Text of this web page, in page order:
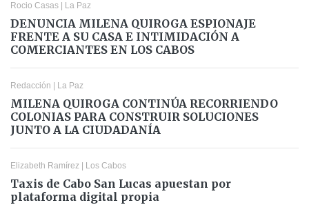
Rocio Casas La Paz
DENUNCIA MILENA QUIROGA ESPIONAJE
FRENTE A SU CASA E INTIMIDACIÓN A
COMERCIANTES EN LOS CABOS
Redacción La Paz
MILENA QUIROGA CONTINÚA RECORRIENDO
COLONIAS PARA CONSTRUIR SOLUCIONES
JUNTO A LA CIUDADANÍA
Elizabeth Ramírez Los Cabos
Taxis de Cabo San Lucas apuestan por
plataforma digital propia